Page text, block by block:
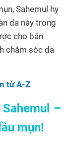
Sahemul hy
da này trong
cho bản
chăm sóc da
từ A-Z
–
mụn!